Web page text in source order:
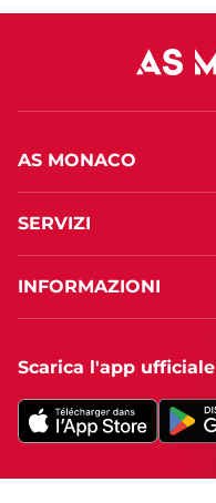
AS MONACO
SERVIZI
INFORMAZIONI
Scarica l'app ufficiale